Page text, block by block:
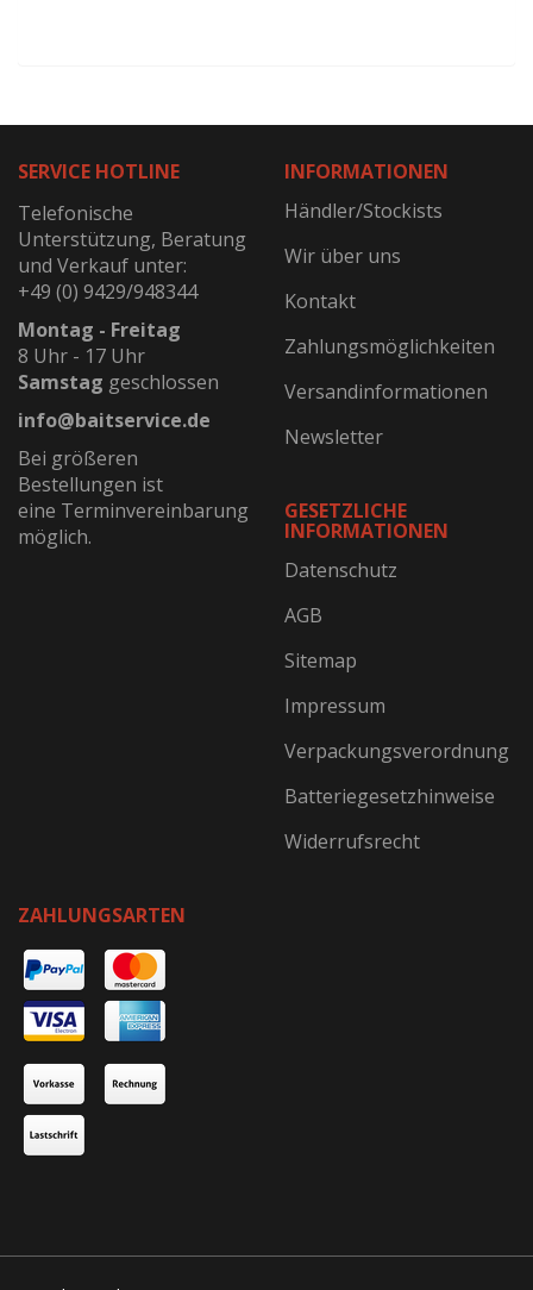
SERVICE HOTLINE
Telefonische
Unterstützung, Beratung
und Verkauf unter:
+49 (0) 9429/948344
Montag - Freitag
8 Uhr - 17 Uhr
Samstag geschlossen
info@baitservice.de
Bei größeren
Bestellungen ist
eine Terminvereinbarung
möglich.
INFORMATIONEN
Händler/Stockists
Wir über uns
Kontakt
Zahlungsmöglichkeiten
Versandinformationen
Newsletter
GESETZLICHE
INFORMATIONEN
Datenschutz
AGB
Sitemap
Impressum
Verpackungsverordnung
Batteriegesetzhinweise
Widerrufsrecht
ZAHLUNGSARTEN